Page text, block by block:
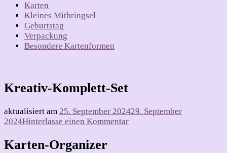
Karten
Kleines Mitbringsel
Geburtstag
Verpackung
Besondere Kartenformen
Kreativ-Komplett-Set
aktualisiert am 25. September 202429. September
2024Hinterlasse einen Kommentarzu
Karten-Organizer